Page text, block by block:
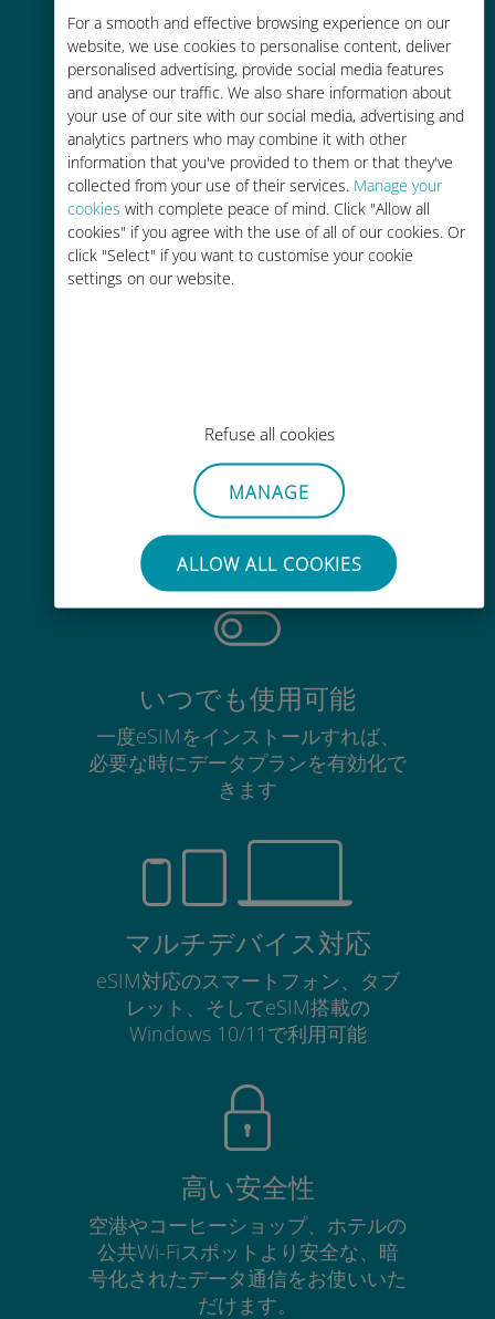
For a smooth and effective browsing experience on our
website, we use cookies to personalise content, deliver
personalised advertising, provide social media features
and analyse our traffic. We also share information about
your use of our site with our social media, advertising and
analytics partners who may combine it with other
information that you've provided to them or that they've
collected from your use of their services. Manage your
cookies with complete peace of mind. Click "Allow all
cookies" if you agree with the use of all of our cookies. Or
click "Select" if you want to customise your cookie
settings on our website.
Refuse all cookies
MANAGE
ALLOW ALL COOKIES
お客様が普段お使いのキャリアでロ
ーミングサービスを使った場合に比
べて最大で90％の節約が可能です。
かんたん追加購入
Wi-Fiやデータ残量がなくても、
手間いらず
使用中のSIMカードを抜き差しする
必要はありません
いつでも使用可能
一度eSIMをインストールすれば、
必要な時にデータプランを有効化で
きます
マルチデバイス対応
eSIM対応のスマートフォン、タブ
レット、そしてeSIM搭載の
Windows 10/11で利用可能
高い安全性
空港やコーヒーショップ、ホテルの
公共Wi-Fiスポットより安全な、暗
号化されたデータ通信をお使いいた
だけます。